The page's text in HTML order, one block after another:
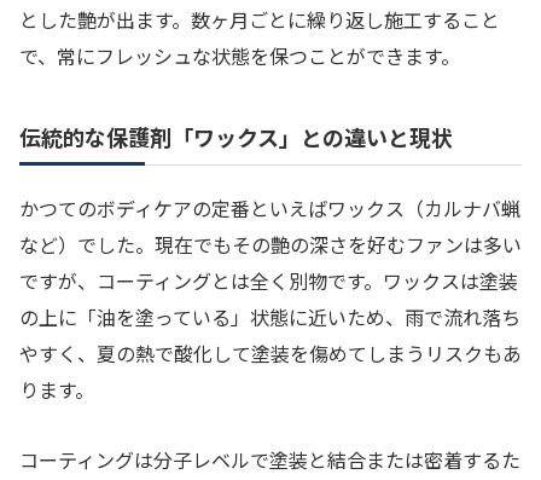
とした艶が出ます。数ヶ月ごとに繰り返し施工すること
で、常にフレッシュな状態を保つことができます。
伝統的な保護剤「ワックス」との違いと現状
かつてのボディケアの定番といえばワックス（カルナバ蝋
など）でした。現在でもその艶の深さを好むファンは多い
ですが、コーティングとは全く別物です。ワックスは塗装
の上に「油を塗っている」状態に近いため、雨で流れ落ち
やすく、夏の熱で酸化して塗装を傷めてしまうリスクもあ
ります。
コーティングは分子レベルで塗装と結合または密着するた